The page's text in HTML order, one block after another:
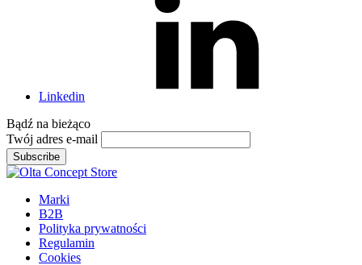
Linkedin
Bądź na bieżąco
Twój adres e-mail
Subscribe
Marki
B2B
Polityka prywatności
Regulamin
Cookies